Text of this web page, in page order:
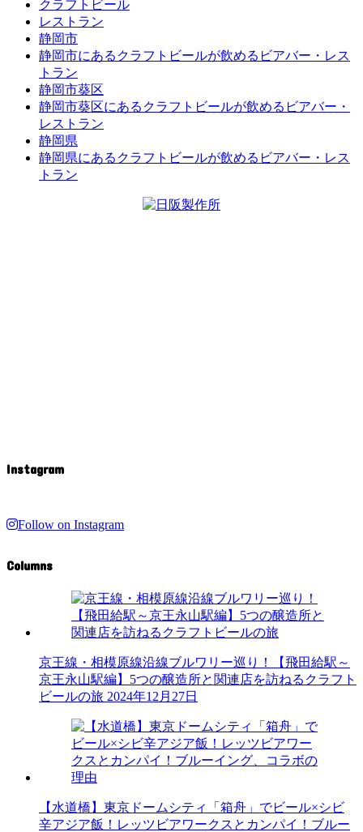
クラフトビール
レストラン
静岡市
静岡市にあるクラフトビールが飲めるビアバー・レス
トラン
静岡市葵区
静岡市葵区にあるクラフトビールが飲めるビアバー・
レストラン
静岡県
静岡県にあるクラフトビールが飲めるビアバー・レス
トラン
Instagram
Follow on Instagram
Columns
京王線・相模原線沿線ブルワリー巡り！【飛田給駅～
京王永山駅編】5つの醸造所と関連店を訪ねるクラフト
ビールの旅 2024年12月27日
【水道橋】東京ドームシティ「箱舟」でビール×シビ
辛アジア飯！レッツビアワークスとカンパイ！ブルー